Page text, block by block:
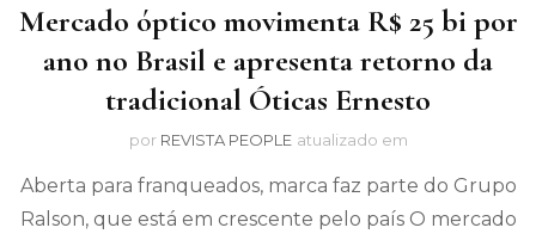
Mercado óptico movimenta R$ 25 bi por
ano no Brasil e apresenta retorno da
tradicional Óticas Ernesto
por REVISTA PEOPLE atualizado em
Aberta para franqueados, marca faz parte do Grupo
Ralson, que está em crescente pelo país O mercado